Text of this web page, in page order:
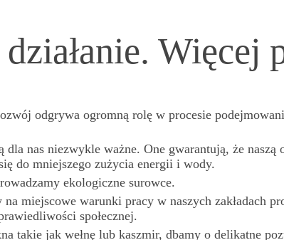
Więcej
odgrywa ogromną rolę w procesie
dla nas niezwykle ważne. One gwarantują, że naszą
ię do mniejszego zużycia energii i wody.
ekologiczne surowce.
na miejscowe warunki pracy w naszych zakładach
społecznej.
takie jak wełnę lub kaszmir, dbamy o delikatne